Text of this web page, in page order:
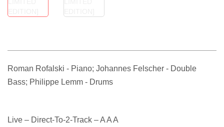
Roman Rofalski - Piano; Johannes Felscher - Double
Bass; Philippe Lemm - Drums
Live – Direct-To-2-Track – A A A